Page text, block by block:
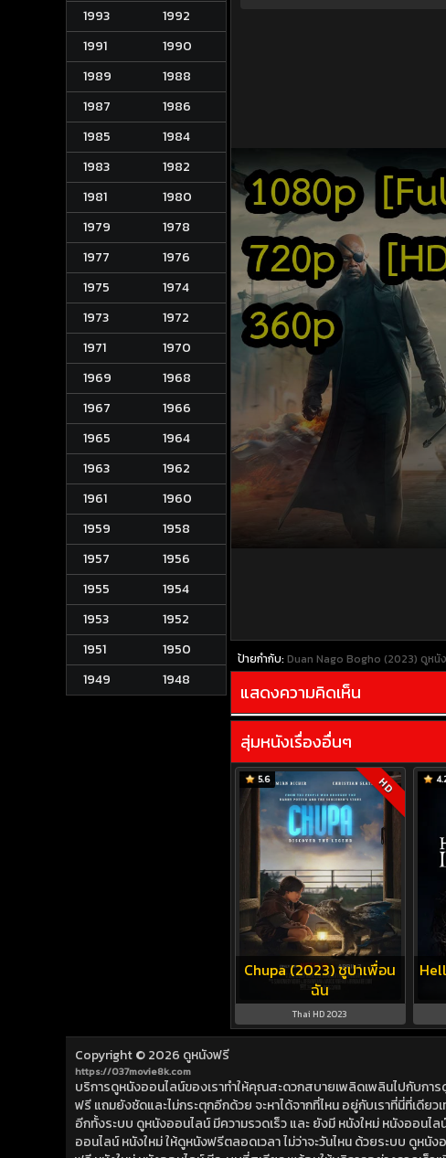
1993
1992
1991
1990
1989
1988
1987
1986
1985
1984
1983
1982
1981
1980
1979
1978
1977
1976
1975
1974
1973
1972
1971
1970
1969
1968
1967
1966
1965
1964
1963
1962
1961
1960
1959
1958
1957
1956
1955
1954
1953
1952
1951
1950
1949
1948
ป้ายกำกับ: Duan Nago Bogho (2023) ดูหนั
แสดงความคิดเห็น
สุ่มหนังเรื่องอื่นๆ
Chupa (2023) ชูปาเพื่อน
ฉัน
5.6 HD
Thai HD 2023
Copyright © 2026 ดูหนังฟรี
https://037movie8k.com
บริการดูหนังออนไลน์ของเราทำให้คุณสะดวกสบายเพลิดเพลินไปกับกา
ฟรี แถมยังชัดและไม่กระตุกอีกด้วย จะหาได้จากที่ไหน อยู่กับเราที่นี่ที่เดียวเ
อีกทั้งระบบ ดูหนังออนไลน์ มีความรวดเร็ว และ ยังมี หนังใหม่ หนังออน
ออนไลน์ หนังใหม่ ให้ดูหนังฟรีตลอดเวลา ไม่ว่าจะวันไหน ด้วยระบบ ดูห